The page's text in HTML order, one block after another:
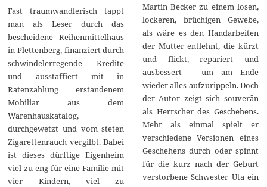
Fast traumwandlerisch tappt
man als Leser durch das
bescheidene Reihenmittelhaus
in Plettenberg, finanziert durch
schwindelerregende Kredite
und ausstaffiert mit in
Ratenzahlung erstandenem
Mobiliar aus dem
Warenhauskatalog,
durchgewetzt und vom steten
Zigarettenrauch vergilbt. Dabei
ist dieses dürftige Eigenheim
viel zu eng für eine Familie mit
vier Kindern, viel zu
Martin Becker zu einem losen,
lockeren, brüchigen Gewebe,
als wäre es den Handarbeiten
der Mutter entlehnt, die kürzt
und flickt, repariert und
ausbessert – um am Ende
wieder alles aufzurippeln. Doch
der Autor zeigt sich souverän
als Herrscher des Geschehens.
Mehr als einmal spielt er
verschiedene Versionen eines
Geschehens durch oder spinnt
für die kurz nach der Geburt
verstorbene Schwester Uta ein